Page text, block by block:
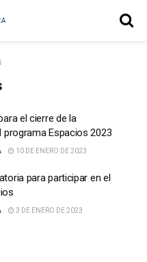
el cierre de la
Espacios 2023
10 DE ENERO DE 2023
para participar en el
3 DE ENERO DE 2023